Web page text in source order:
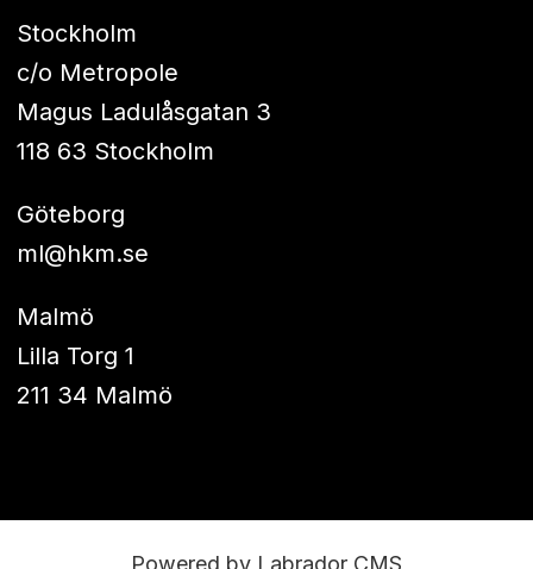
Stockholm
c/o Metropole
Magus Ladulåsgatan 3
118 63 Stockholm
Göteborg
ml@hkm.se
Malmö
Lilla Torg 1
211 34 Malmö
Powered by Labrador CMS